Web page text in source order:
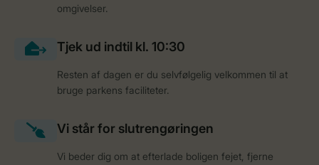
omgivelser.
Resten af dagen er du selvfølgelig velkommen til at
bruge parkens faciliteter.
Vi beder dig om at efterlade boligen fejet, fjerne